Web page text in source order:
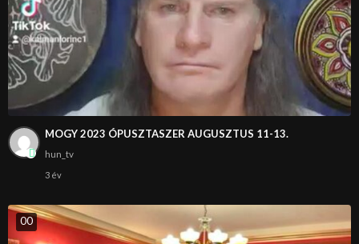
MOGY 2023 ÓPUSZTASZER AUGUSZTUS 11-13.
hun_tv
3 év
00